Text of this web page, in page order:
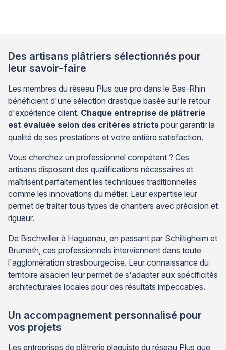
Des artisans plâtriers sélectionnés pour
leur savoir-faire
Les membres du réseau Plus que pro dans le Bas-Rhin
bénéficient d'une sélection drastique basée sur le retour
d'expérience client. Chaque entreprise de plâtrerie
est évaluée selon des critères stricts pour garantir la
qualité de ses prestations et votre entière satisfaction.
Vous cherchez un professionnel compétent ? Ces
artisans disposent des qualifications nécessaires et
maîtrisent parfaitement les techniques traditionnelles
comme les innovations du métier. Leur expertise leur
permet de traiter tous types de chantiers avec précision et
rigueur.
De Bischwiller à Haguenau, en passant par Schiltigheim et
Brumath, ces professionnels interviennent dans toute
l'agglomération strasbourgeoise. Leur connaissance du
territoire alsacien leur permet de s'adapter aux spécificités
architecturales locales pour des résultats impeccables.
Un accompagnement personnalisé pour
vos projets
Les entreprises de plâtrerie plaquiste du réseau Plus que